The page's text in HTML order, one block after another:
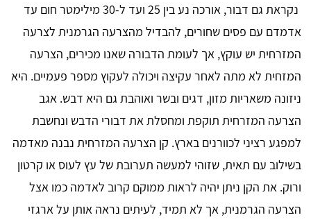
נקראת גם דבור, אורכה נע בין 25 ועד ל-30 מילימטר חום עד
אדמדם עם פסים שחורים, להבדיל מהצרעה הגרמנית לצרעה
המזרחית יש עוקץ, אך לעומת הדבורה שאנו מכירים, הצרעה
המזחית לא מתה לאחר עקיצה ויכולה לעקוץ מספר פעמיים. היא
ניזונה משאריות מזון, דגים ובשר ואוהבת גם היא דבש. אגב
הצרעה המזרחית תוקפת ומחסלת את דבורי הדבש ונחשבת
למפגע רציני לכוורנים בארץ. קן הצרעה המזרחית נבנה מאדמה
בשילוב עם תאית, שזוהי למעשה תערובת של עץ לעוס או קרטון
ורוק. את הקן ניתן יהיה לראות ממוקם קרוב לאדמה כמו אצל
הצרעה הגרמנית, אך לא תמיד, לעיתים נראה אותן על ארגזי